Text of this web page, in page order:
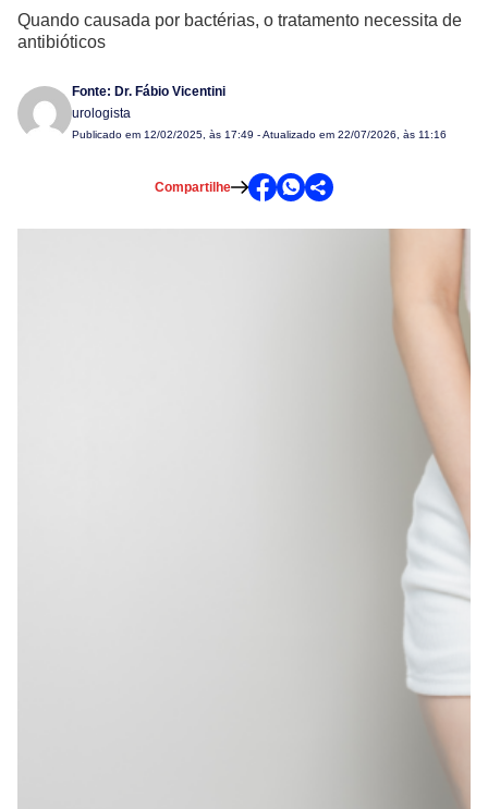
Quando causada por bactérias, o tratamento necessita de
antibióticos
Fonte: Dr. Fábio Vicentini
urologista
Publicado em 12/02/2025, às 17:49 - Atualizado em 22/07/2026, às 11:16
Compartilhe